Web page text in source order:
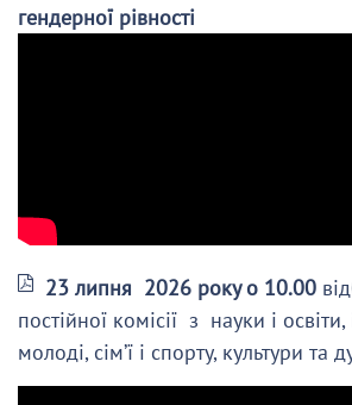
гендерної рівності
23 липня 2026 року о 10.00
постійної комісії з науки і
молоді, сім’ї і спорту, культури та